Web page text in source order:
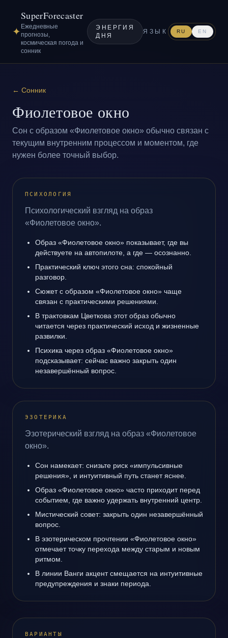
✦
SuperForecaster
Ежедневные
прогнозы,
космическая погода и
сонник
ЭНЕРГИЯ
ДНЯ
ЯЗЫК RU EN
← Сонник
Фиолетовое окно
Сон с образом «Фиолетовое окно» обычно связан с
текущим внутренним процессом и моментом, где
нужен более точный выбор.
ПСИХОЛОГИЯ
Психологический взгляд на образ
«Фиолетовое окно».
Образ «Фиолетовое окно» показывает, где вы
действуете на автопилоте, а где — осознанно.
Практический ключ этого сна: спокойный
разговор.
Сюжет с образом «Фиолетовое окно» чаще
связан с практическими решениями.
В трактовкам Цветкова этот образ обычно
читается через практический исход и жизненные
развилки.
Психика через образ «Фиолетовое окно»
подсказывает: сейчас важно закрыть один
незавершённый вопрос.
ЭЗОТЕРИКА
Эзотерический взгляд на образ «Фиолетовое
окно».
Сон намекает: снизьте риск «импульсивные
решения», и интуитивный путь станет яснее.
Образ «Фиолетовое окно» часто приходит перед
событием, где важно удержать внутренний центр.
Мистический совет: закрыть один незавершённый
вопрос.
В эзотерическом прочтении «Фиолетовое окно»
отмечает точку перехода между старым и новым
ритмом.
В линии Ванги акцент смещается на интуитивные
предупреждения и знаки периода.
ВАРИАНТЫ